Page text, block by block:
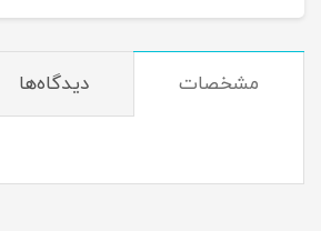
مشخصات دیدگاه‌ها